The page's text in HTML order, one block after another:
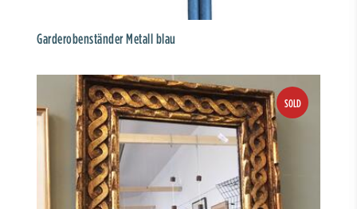
Garderobenständer Metall blau